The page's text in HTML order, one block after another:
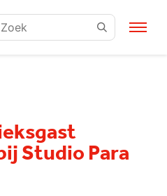
Studio Para